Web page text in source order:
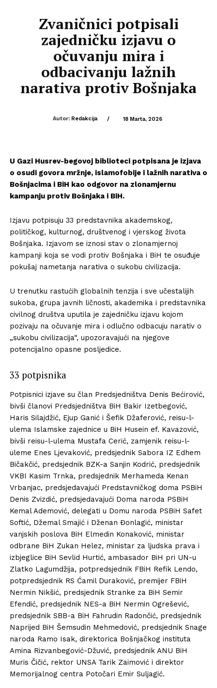
Zvaničnici potpisali
zajedničku izjavu o
očuvanju mira i
odbacivanju lažnih
narativa protiv Bošnjaka
Autor: Redakcija / 18 Marta, 2026
U Gazi Husrev-begovoj biblioteci potpisana je izjava
o osudi govora mržnje, islamofobije i lažnih narativa o
Bošnjacima i BiH kao odgovor na zlonamjernu
kampanju protiv Bošnjaka i BiH.
Izjavu potpisuju 33 predstavnika akademskog,
političkog, kulturnog, društvenog i vjerskog života
Bošnjaka. Izjavom se iznosi stav o zlonamjernoj
kampanji koja se vodi protiv Bošnjaka i BiH te osuđuje
pokušaj nametanja narativa o sukobu civilizacija.
U trenutku rastućih globalnih tenzija i sve učestalijih
sukoba, grupa javnih ličnosti, akademika i predstavnika
civilnog društva uputila je zajedničku izjavu kojom
pozivaju na očuvanje mira i odlučno odbacuju narativ o
„sukobu civilizacija“, upozoravajući na njegove
potencijalno opasne posljedice.
33 potpisnika
Potpisnici izjave su član Predsjedništva Denis Bećirović,
bivši članovi Predsjedništva BiH Bakir Izetbegović,
Haris Silajdžić, Ejup Ganić i Šefik Džaferović, reisu-l-
ulema Islamske zajednice u BiH Husein ef. Kavazović,
bivši reisu-l-ulema Mustafa Cerić, zamjenik reisu-l-
uleme Enes Ljevaković, predsjednik Sabora IZ Edhem
Bičakčić, predsjednik BZK-a Sanjin Kodrić, predsjednik
VKBI Kasim Trnka, predsjednik Merhameda Kenan
Vrbanjac, predsjedavajući Predstavničkog doma PSBiH
Denis Zvizdić, predsjedavajući Doma naroda PSBiH
Kemal Ademović, delegati u Domu naroda PSBiH Safet
Softić, Džemal Smajić i Dženan Đonlagić, ministar
vanjskih poslova BiH Elmedin Konaković, ministar
odbrane BiH Zukan Helez, ministar za ljudska prava i
izbjeglice BiH Sevlid Hurtić, ambasador BiH pri UN-u
Zlatko Lagumdžija, potpredsjednik FBiH Refik Lendo,
potpredsjednik RS Ćamil Duraković, premijer FBiH
Nermin Nikšić, predsjednik Stranke za BiH Semir
Efendić, predsjednik NES-a BiH Nermin Ogrešević,
predsjednik SBB-a BiH Fahrudin Radončić, predsjednik
Naprijed BiH Šemsudin Mehmedović, predsjednik Snage
naroda Ramo Isak, direktorica Bošnjačkog instituta
Amina Rizvanbegović-Džuvić, predsjednik ANU BiH
Muris Čičić, rektor UNSA Tarik Zaimović i direktor
Memorijalnog centra Potočari Emir Suljagić.